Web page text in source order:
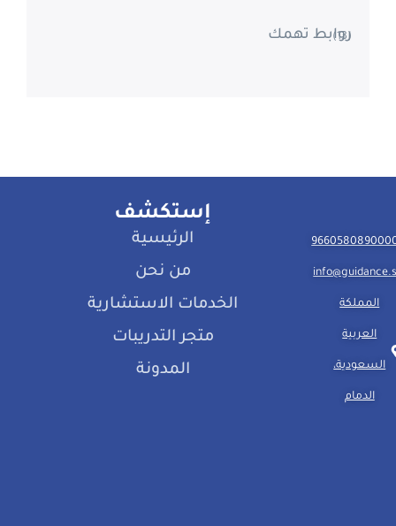
روابط تهمك(13)
المملكة
العربية
السعودية،
الدمام
إستكشف
الرئيسية
من نحن
الخدمات الاستشارية
متجر التدريبات
المدونة